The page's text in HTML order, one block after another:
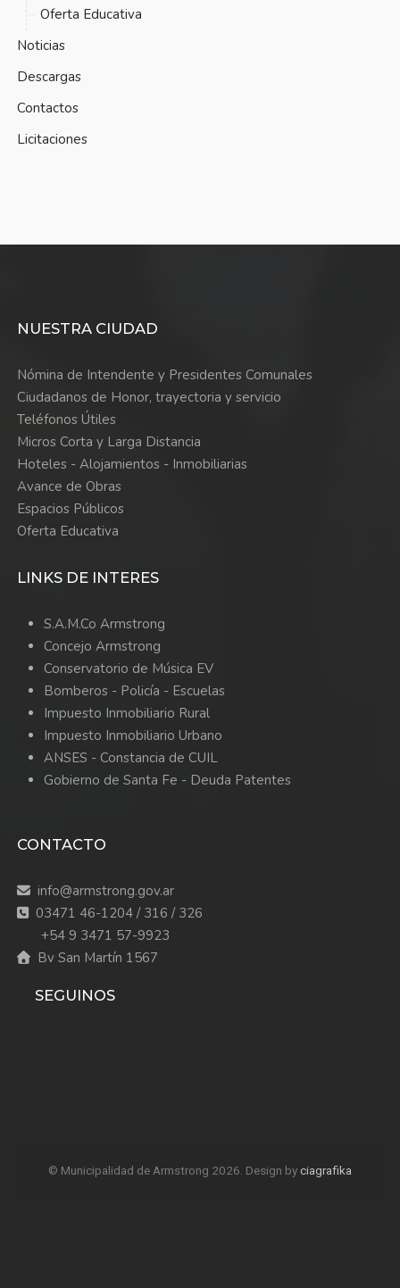
Oferta Educativa
Noticias
Descargas
Contactos
Licitaciones
NUESTRA CIUDAD
Nómina de Intendente y Presidentes Comunales
Ciudadanos de Honor, trayectoria y servicio
Teléfonos Útiles
Micros Corta y Larga Distancia
Hoteles - Alojamientos - Inmobiliarias
Avance de Obras
Espacios Públicos
Oferta Educativa
LINKS DE INTERES
S.A.M.Co Armstrong
Concejo Armstrong
Conservatorio de Música EV
Bomberos - Policía - Escuelas
Impuesto Inmobiliario Rural
Impuesto Inmobiliario Urbano
ANSES - Constancia de CUIL
Gobierno de Santa Fe - Deuda Patentes
CONTACTO
info@armstrong.gov.ar
03471 46-1204 / 316 / 326
+54 9 3471 57-9923
Bv San Martín 1567
SEGUINOS
© Municipalidad de Armstrong 2026. Design byciagrafika